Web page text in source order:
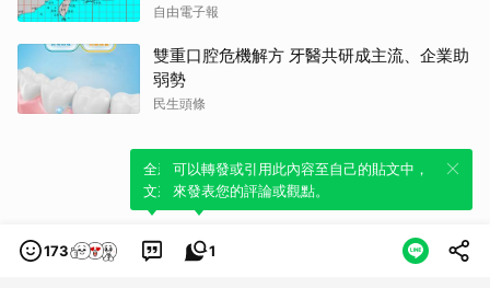
自由電子報
雙重口腔危機解方 牙醫共研成主流、企業助
弱勢
民生頭條
173
全新體驗！一鍵引用此內容，透過發布貼
文來輕鬆表達個人立場。
1
可以轉發或引用此內容至自己的貼文中，
來發表您的評論或觀點。